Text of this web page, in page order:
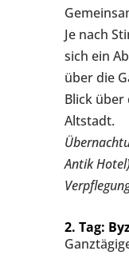
Je nach
sich ein
über die
Blick über
Altstadt.
Antik
2. Tag: